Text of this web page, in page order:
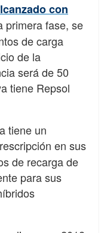
con
primera fase, se
de carga
de la
será de 50
tiene Repsol
tiene un
en sus
de recarga de
para sus